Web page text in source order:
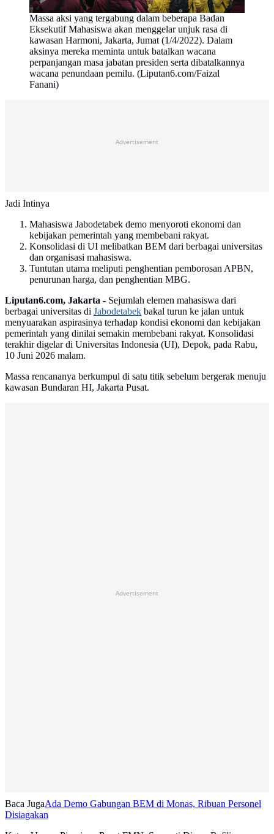
Massa aksi yang tergabung dalam beberapa Badan
Eksekutif Mahasiswa akan menggelar unjuk rasa di
kawasan Harmoni, Jakarta, Jumat (1/4/2022). Dalam
aksinya mereka meminta untuk batalkan wacana
perpanjangan masa jabatan presiden serta dibatalkannya
wacana penundaan pemilu. (Liputan6.com/Faizal
Fanani)
Advertisement
Jadi Intinya
Mahasiswa Jabodetabek demo menyoroti ekonomi dan
kebijakan pemerintah yang membebani rakyat.
Konsolidasi di UI melibatkan BEM dari berbagai universitas
dan organisasi mahasiswa.
Tuntutan utama meliputi penghentian pemborosan APBN,
penurunan harga, dan penghentian MBG.
Liputan6.com, Jakarta - Sejumlah elemen mahasiswa dari
berbagai universitas di Jabodetabek bakal turun ke jalan untuk
menyuarakan aspirasinya terhadap kondisi ekonomi dan kebijakan
pemerintah yang dinilai semakin membebani rakyat. Konsolidasi
terakhir digelar di Universitas Indonesia (UI), Depok, pada Rabu,
10 Juni 2026 malam.
Massa rencananya berkumpul di satu titik sebelum bergerak menuju
kawasan Bundaran HI, Jakarta Pusat.
Advertisement
Baca JugaAda Demo Gabungan BEM di Monas, Ribuan Personel
Disiagakan